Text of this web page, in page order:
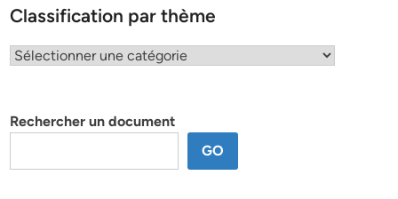
Classification par thème
Classification
Rechercher un document
GO